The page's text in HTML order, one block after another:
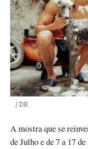
Créditos
/ DR
A mostra que se
de Julho e de 7 a 17